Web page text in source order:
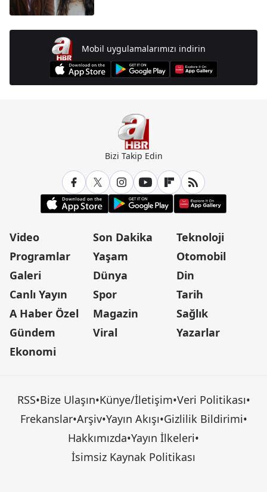
Mobil uygulamalarımızı indirin
Bizi Takip Edin
Video
Programlar
Galeri
Canlı Yayın
A Haber Özel
Gündem
Ekonomi
Son Dakika
Yaşam
Dünya
Spor
Magazin
Viral
Teknoloji
Otomobil
Din
Tarih
Sağlık
Yazarlar
RSS•Bize Ulaşın•Künye/İletişim•Veri Politikası•
Frekanslar•Arşiv•Yayın Akışı•Gizlilik Bildirimi•
Hakkımızda•Yayın İlkeleri•
İsimsiz Kaynak Politikası